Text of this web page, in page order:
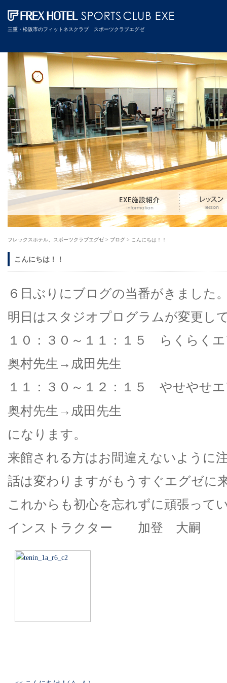
三重・松阪市のフィットネスクラブ スポーツクラブエグゼ
フレックスホテル、スポーツクラブエグゼ > ブログ > こんにちは！！
こんにちは！！
６日ぶりにブログの当番がきました
明日はスタジオプログラムが変更し
１０：３０～１１：１５ らくらく
奥村先生→成田先生
１１：３０～１２：１５ やせやせ
奥村先生→成田先生
になります。
来館される方はお間違えないように
話は変わりますがもうすぐエグゼに
これからも初心を忘れずに頑張って
インストラクター 加登 大嗣